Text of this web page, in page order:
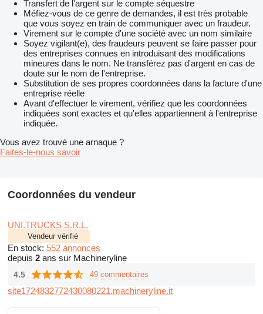
Transfert de l'argent sur le compte séquestre
Méfiez-vous de ce genre de demandes, il est très probable
que vous soyez en train de communiquer avec un fraudeur.
Virement sur le compte d'une société avec un nom similaire
Soyez vigilant(e), des fraudeurs peuvent se faire passer pour
des entreprises connues en introduisant des modifications
mineures dans le nom. Ne transférez pas d'argent en cas de
doute sur le nom de l'entreprise.
Substitution de ses propres coordonnées dans la facture d'une
entreprise réelle
Avant d'effectuer le virement, vérifiez que les coordonnées
indiquées sont exactes et qu'elles appartiennent à l'entreprise
indiquée.
Vous avez trouvé une arnaque ?
Faites-le-nous savoir
Coordonnées du vendeur
UNI.TRUCKS S.R.L.
Vendeur vérifié
En stock: 552 annonces
depuis 2 ans sur Machineryline
4.5 49 commentaires
site1724832772430080221.machineryline.it